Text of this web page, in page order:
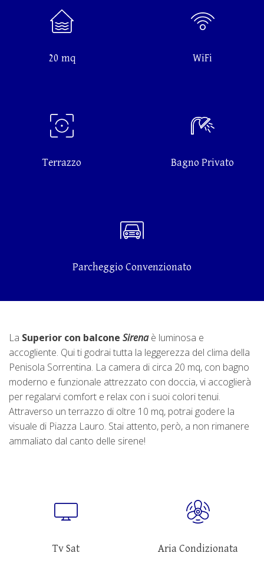
20 mq WiFi
Terrazzo Bagno Privato
Parcheggio Convenzionato
La Superior con balcone Sirenaè luminosa e
accogliente. Qui ti godrai tutta la leggerezza del clima della
Penisola Sorrentina. La camera di circa 20 mq, con bagno
moderno e funzionale attrezzato con doccia, vi accoglierà
per regalarvi comfort e relax con i suoi colori tenui.
Attraverso un terrazzo di oltre 10 mq, potrai godere la
visuale di Piazza Lauro. Stai attento, però, a non rimanere
ammaliato dal canto delle sirene!
Tv Sat Aria Condizionata